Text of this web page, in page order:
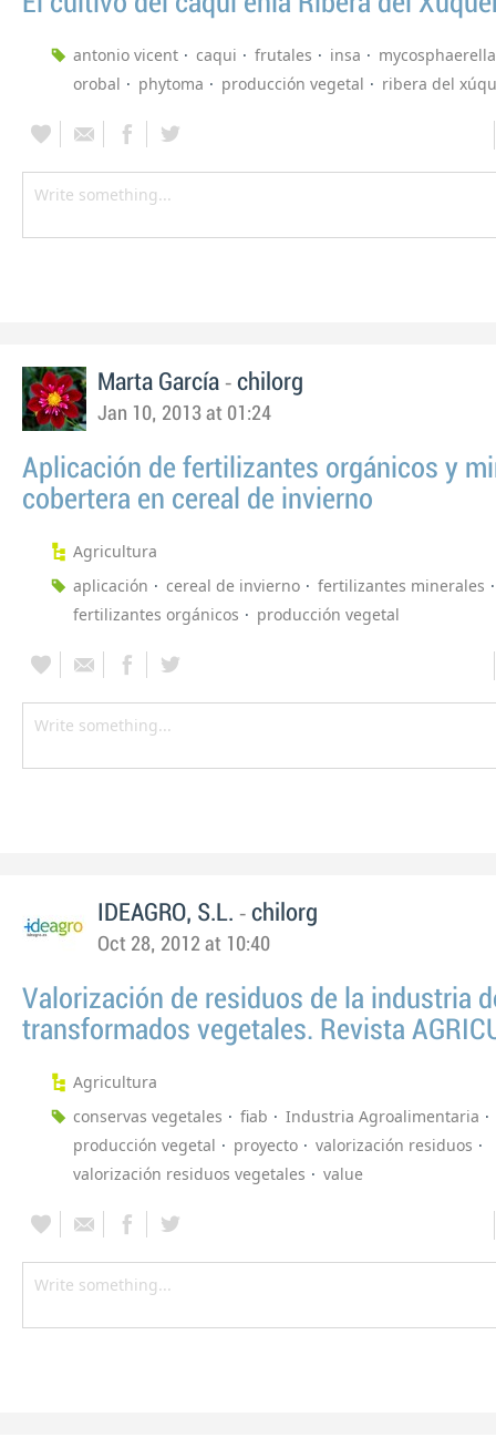
antonio vicent caqui frutales insa
orobal
phytoma producción vegetal ribera del
Marta García - chilorg
Jan 10, 2013 at 01:24
Aplicación de fertilizantes orgánicos y
cobertera en cereal de invierno
Agricultura
aplicación
cereal de invierno
fertilizantes minerales
fertilizantes orgánicos
producción vegetal
IDEAGRO, S.L. - chilorg
Oct 28, 2012 at 10:40
Valorización de residuos de la industria
transformados vegetales. Revista
Agricultura
conservas vegetales
fiab
Industria Agroalimentaria
producción vegetal
proyecto
valorización residuos
valorización residuos vegetales
value